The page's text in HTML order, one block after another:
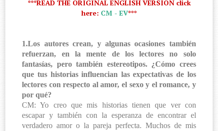
***READ THE ORIGINAL ENGLISH VERSION click
here: CM - EV***
1.Los autores crean, y algunas ocasiones también
refuerzan, en la mente de los lectores no solo
fantasías, pero también estereotipos. ¿Cómo crees
que tus historias influencian las expectativas de los
lectores con respecto al amor, el sexo y el romance, y
por qué?
CM: Yo creo que mis historias tienen que ver con
escapar y también con la esperanza de encontrar el
verdadero amor o la pareja perfecta. Muchos de mis